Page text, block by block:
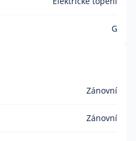
G
Zánovní
Zánovní